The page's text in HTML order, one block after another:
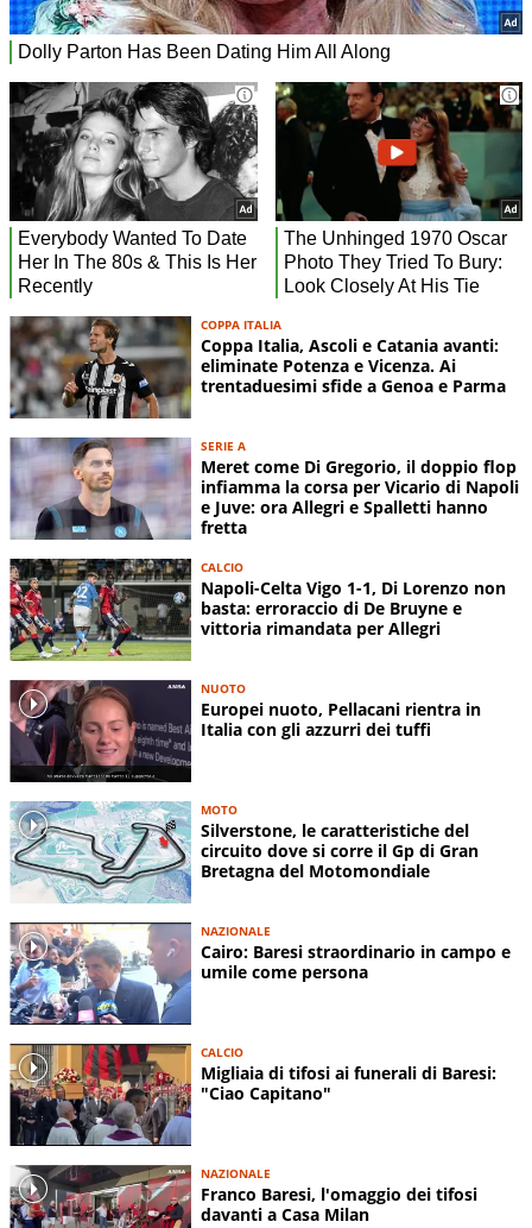
COPPA ITALIA
Coppa Italia, Ascoli e Catania avanti:
eliminate Potenza e Vicenza. Ai
trentaduesimi sfide a Genoa e Parma
SERIE A
Meret come Di Gregorio, il doppio flop
infiamma la corsa per Vicario di Napoli
e Juve: ora Allegri e Spalletti hanno
fretta
CALCIO
Napoli-Celta Vigo 1-1, Di Lorenzo non
basta: erroraccio di De Bruyne e
vittoria rimandata per Allegri
NUOTO
Europei nuoto, Pellacani rientra in
Italia con gli azzurri dei tuffi
MOTO
Silverstone, le caratteristiche del
circuito dove si corre il Gp di Gran
Bretagna del Motomondiale
NAZIONALE
Cairo: Baresi straordinario in campo e
umile come persona
CALCIO
Migliaia di tifosi ai funerali di Baresi:
"Ciao Capitano"
NAZIONALE
Franco Baresi, l'omaggio dei tifosi
davanti a Casa Milan